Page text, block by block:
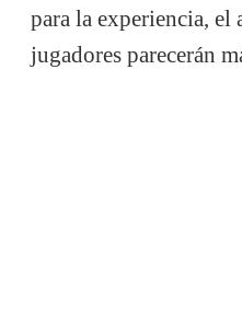
para la experiencia, el
jugadores parecerán